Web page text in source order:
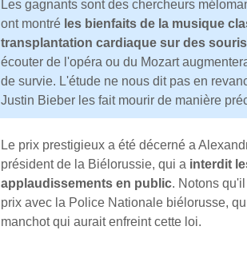
Les gagnants sont des chercheurs
ont montré les bienfaits de la musique
transplantation cardiaque sur des souris
écouter de l'opéra ou du Mozart
de survie. L'étude ne nous dit pas en
Justin Bieber les fait mourir de manière
Le prix prestigieux a été décerné a
président de la Biélorussie, qui a interdit
applaudissements en public. Notons
prix avec la Police Nationale biélorusse,
manchot qui aurait enfreint cette loi.